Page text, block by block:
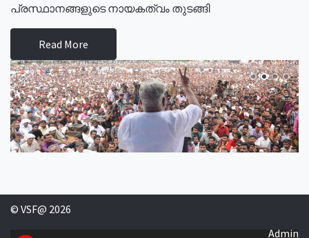
പ്രസ്ഥാനങ്ങളുടെ നായകത്വം തുടങ്ങി
Read More
© VSF@ 2026
Admin